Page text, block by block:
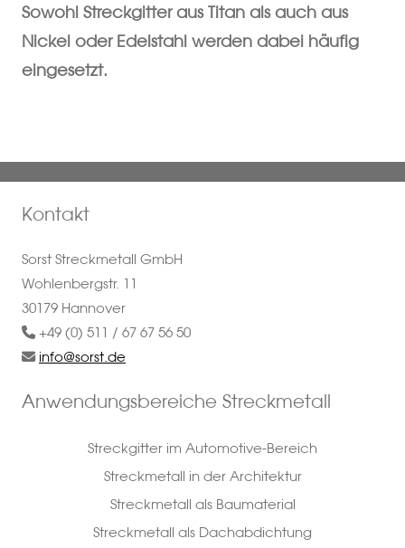
Sowohl Streckgitter aus Titan als auch aus
Nickel oder Edelstahl werden dabei häufig
eingesetzt.
Kontakt
Sorst Streckmetall GmbH
Wohlenbergstr. 11
30179 Hannover
+49 (0) 511 / 67 67 56 50
info@sorst.de
Anwendungsbereiche Streckmetall
Streckgitter im Automotive-Bereich
Streckmetall in der Architektur
Streckmetall als Baumaterial
Streckmetall als Dachabdichtung